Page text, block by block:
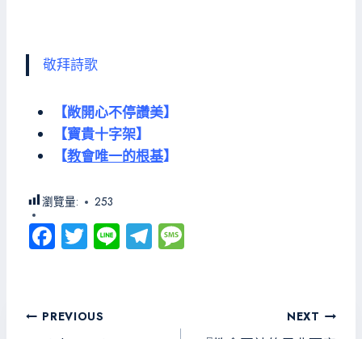
敬拜詩歌
【敞開心不停讚美】
【寶貴十字架】
【教會唯一的根基】
瀏覽量: 253
Fa
ce
o
T
wi
er
Li
ne
Te
le
文PREVIOUS NEXT